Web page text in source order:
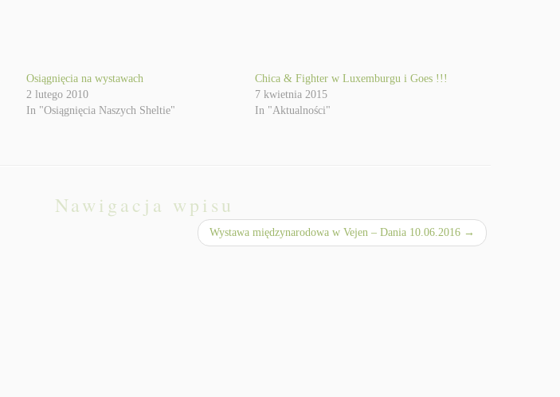
Osiągnięcia na wystawach
2 lutego 2010
In "Osiągnięcia Naszych Sheltie"
Chica & Fighter w Luxemburgu i Goes !!!
7 kwietnia 2015
In "Aktualności"
Nawigacja wpisu
Wystawa międzynarodowa w Vejen – Dania 10.06.2016 →